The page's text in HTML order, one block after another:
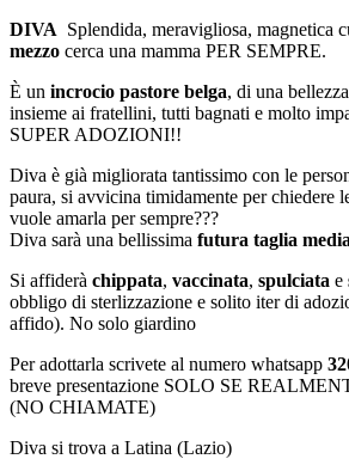
DIVA Splendida, meravigliosa, magnetica
mezzo cerca una mamma PER SEMPRE.
È un incrocio pastore belga, di una
insieme ai fratellini, tutti bagnati e molto
SUPER ADOZIONI!!
Diva è già migliorata tantissimo con le
paura, si avvicina timidamente per
vuole amarla per sempre???
Diva sarà una bellissima futura taglia media
Si affiderà chippata, vaccinata, spulciata e
obbligo di sterlizzazione e solito iter di
affido). No solo giardino
Per adottarla scrivete al numero whatsapp
breve presentazione SOLO SE
(NO CHIAMATE)
Diva si trova a Latina (Lazio)